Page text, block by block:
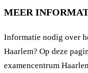
MEER
Informatie nodig over
Haarlem? Op deze
examencentrum